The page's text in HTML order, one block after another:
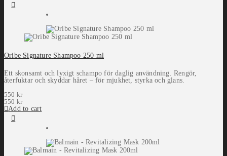
Oribe Signature Shampoo 250 ml
Ett skonsamt och lyxigt schampo för daglig användning. Rengör,
återfuktar och skyddar håret – för mjukhet, styrka och glans.
550 kr
550 kr
Add to cart